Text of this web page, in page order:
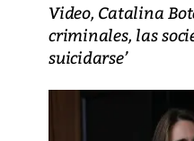
Video, Catalina
criminales, las
suicidarse’